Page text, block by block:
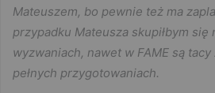
Mateuszem, bo pewnie też ma
przypadku Mateusza skupiłbym się
wyzwaniach, nawet w FAME są
pełnych przygotowaniach.